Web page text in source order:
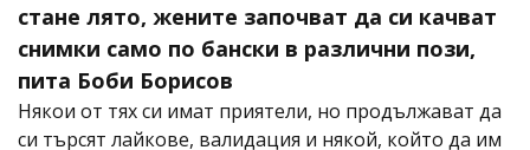
стане лято, жените започват да си качват
снимки само по бански в различни пози,
пита Боби Борисов
Някои от тях си имат приятели, но продължават да
си търсят лайкове, валидация и някой, който да им